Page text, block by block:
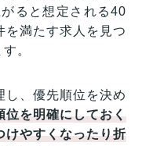
ると想定される40
を満たす求人を見つ
。
し、優先順位を決め
位を明確にしておく
けやすくなったり折